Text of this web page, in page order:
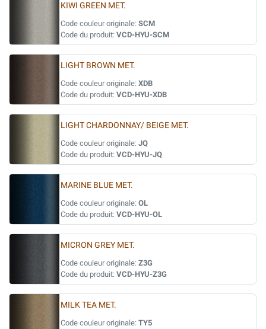
KIWI GREEN MET.
Code couleur originale: SCM
Code du produit: VCD-HYU-SCM
LIGHT BROWN MET.
Code couleur originale: XDB
Code du produit: VCD-HYU-XDB
LIGHT CHARDONNAY/ BEIGE MET.
Code couleur originale: JQ
Code du produit: VCD-HYU-JQ
MARINE BLUE MET.
Code couleur originale: OL
Code du produit: VCD-HYU-OL
MICRON GREY MET.
Code couleur originale: Z3G
Code du produit: VCD-HYU-Z3G
MILK TEA MET.
Code couleur originale: TY5